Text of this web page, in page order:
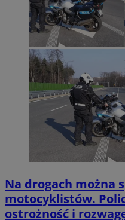
Na drogach można
motocyklistów.
ostrożność i